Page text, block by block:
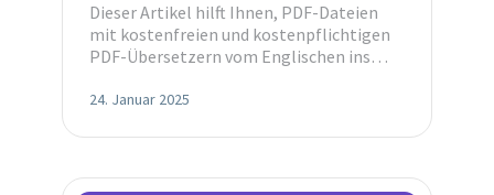
Dieser Artikel hilft Ihnen, PDF-Dateien
mit kostenfreien und kostenpflichtigen
PDF-Übersetzern vom Englischen ins
24. Januar 2025